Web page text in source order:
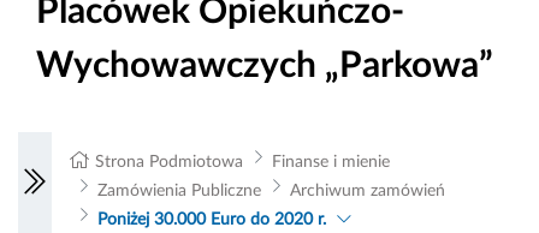
Placówek Opiekuńczo-
Wychowawczych „Parkowa”
Strona Podmiotowa
Finanse i mienie
Zamówienia Publiczne
Archiwum zamówień
Poniżej 30.000 Euro do 2020 r.